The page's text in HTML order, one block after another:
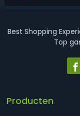
Best Shopping
Top
Producten